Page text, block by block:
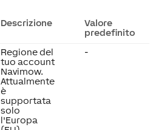
Descrizione
Valore
predefinito
Regione del
tuo account
Navimow.
Attualmente
è
supportata
solo
l'Europa
-